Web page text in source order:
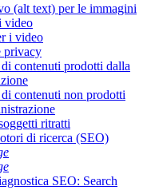
(alt text) per le immagini
video
i video
privacy
contenuti prodotti dalla
contenuti non prodotti
ritratti
di ricerca (SEO)
SEO: Search